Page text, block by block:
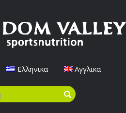
Ελληνικα Αγγλικα